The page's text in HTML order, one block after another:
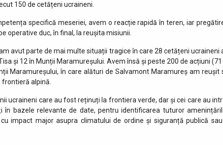
150 de cetățeni ucraineni.
specifică meseriei, avem o reacție rapidă în teren, iar
operative duc, în final, la reușita misiunii.
avut parte de mai multe situații tragice în care 28 cetățeni ucraineni
și 12 în Munții Maramureșului. Avem însă și peste 200 de acțiuni (71
Maramureșului, în care alături de Salvamont Maramureș am reușit
frontieră alpină.
ucraineni care au fost reținuți la frontiera verde, dar și cei care au
bazele relevante de date, pentru identificarea tuturor
impact major asupra climatului de ordine și siguranță publică